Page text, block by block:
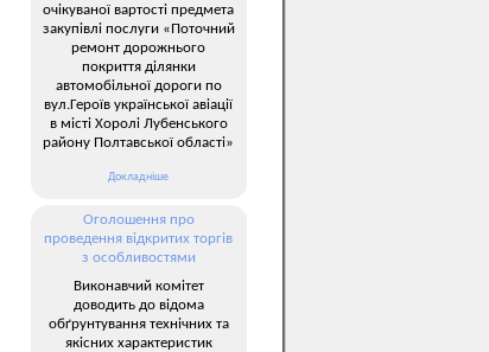
очікуваної вартості предмета
закупівлі послуги «Поточний
ремонт дорожнього
покриття ділянки
автомобільної дороги по
вул.Героїв української авіації
в місті Хоролі Лубенського
району Полтавської області»
Докладніше
Оголошення про
проведення відкритих торгів
з особливостями
Виконавчий комітет
доводить до відома
обґрунтування технічних та
якісних характеристик